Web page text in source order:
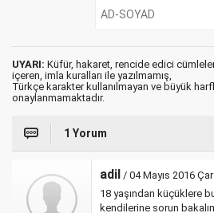
UYARI: Küfür, hakaret, rencide edici
içeren, imla kuralları ile yazılmamış,
Türkçe karakter kullanılmayan ve büyük
onaylanmamaktadır.
1 Yorum
adil / 04 Mayıs 2016
18 yaşından küçüklere
kendilerine sorun